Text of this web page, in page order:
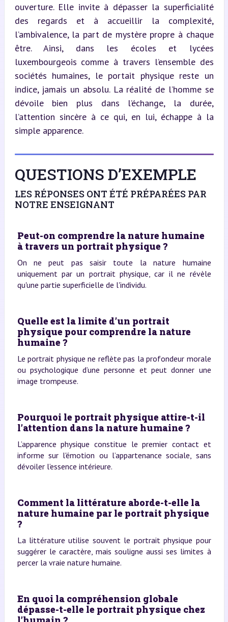
ouverture. Elle invite à dépasser la superficialité
des regards et à accueillir la complexité,
l’ambivalence, la part de mystère propre à chaque
être. Ainsi, dans les écoles et lycées
luxembourgeois comme à travers l’ensemble des
sociétés humaines, le portait physique reste un
indice, jamais un absolu. La réalité de l’homme se
dévoile bien plus dans l’échange, la durée,
l’attention sincère à ce qui, en lui, échappe à la
simple apparence.
QUESTIONS D’EXEMPLE
LES RÉPONSES ONT ÉTÉ PRÉPARÉES PAR
NOTRE ENSEIGNANT
Peut-on comprendre la nature humaine
à travers un portrait physique ?
On ne peut pas saisir toute la nature humaine
uniquement par un portrait physique, car il ne révèle
qu'une partie superficielle de l'individu.
Quelle est la limite d’un portrait
physique pour comprendre la nature
humaine ?
Le portrait physique ne reflète pas la profondeur morale
ou psychologique d’une personne et peut donner une
image trompeuse.
Pourquoi le portrait physique attire-t-il
l’attention dans la nature humaine ?
L’apparence physique constitue le premier contact et
informe sur l'émotion ou l’appartenance sociale, sans
dévoiler l’essence intérieure.
Comment la littérature aborde-t-elle la
nature humaine par le portrait physique
?
La littérature utilise souvent le portrait physique pour
suggérer le caractère, mais souligne aussi ses limites à
percer la vraie nature humaine.
En quoi la compréhension globale
dépasse-t-elle le portrait physique chez